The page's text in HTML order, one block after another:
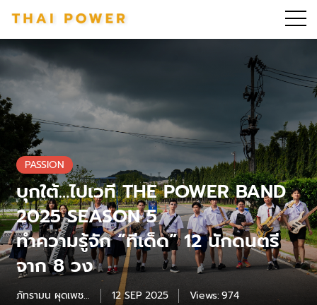
PASSION
บุกใต้…ไปเวที THE POWER BAND
2025 SEASON 5
ทำความรู้จัก “ทีเด็ด” 12 นักดนตรี
จาก 8 วง
ภัทรามน ผุดเพชร
12 SEP 2025 Views:974